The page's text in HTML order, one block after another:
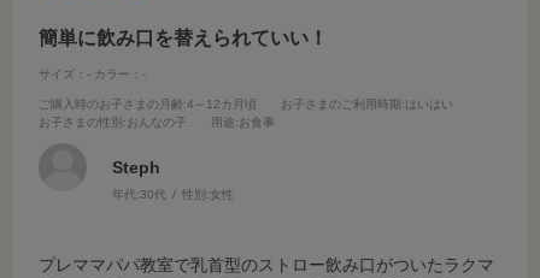
簡単に飲み口を替えられていい！
サイズ：- カラー：-
ご購入時のお子さまの月齢:4～12カ月頃 お子さまのご利用時期 :はいはい
お子さまの性別 :おんなの子 用途:お食事
Steph
年代:30代 性別:女性
プレママパパ教室で乳首型のストロー飲み口がついたラクマ